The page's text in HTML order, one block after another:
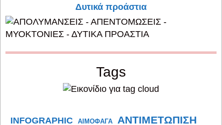
Δυτικά προάστια
Tags
INFOGRAPHIC ΑΙΜΟΦΑΓΑ
ΑΝΤΙΜΕΤΩΠΙΣΗ